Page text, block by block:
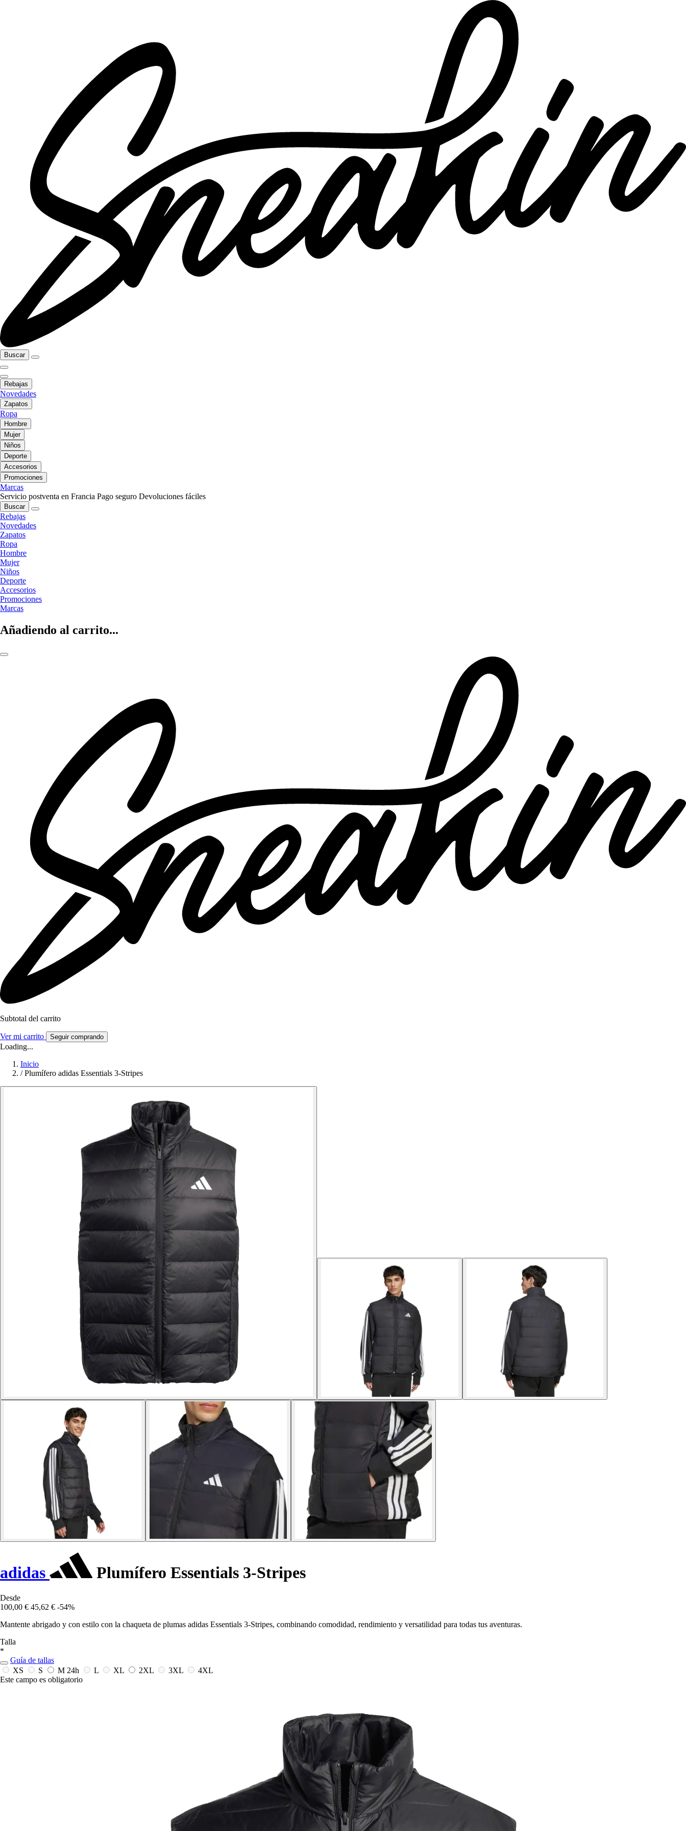
Buscar
Rebajas
Novedades
Zapatos
Ropa
Hombre
Mujer
Niños
Deporte
Accesorios
Promociones
Marcas
Servicio postventa en Francia Pago seguro Devoluciones fáciles
Buscar
Rebajas
Novedades
Zapatos
Ropa
Hombre
Mujer
Niños
Deporte
Accesorios
Promociones
Marcas
Añadiendo al carrito...
Subtotal del carrito
Ver mi carrito Seguir comprando
Loading...
Inicio
/ Plumífero adidas Essentials 3-Stripes
adidas Plumífero Essentials 3-Stripes
Desde
100,00 € 45,62 € -54%
Mantente abrigado y con estilo con la chaqueta de plumas adidas Essentials 3-Stripes, combinando comodidad, rendimiento y versatilidad para todas tus aventuras.
Talla
*
Guía de tallas
XS
S M 24h L XL 2XL 3XL
4XL
Este campo es obligatorio